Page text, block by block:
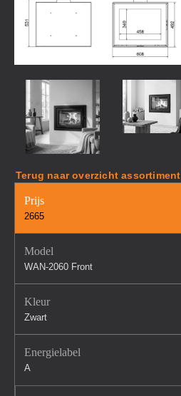
Terug naar overzicht assortiment
Prijs
2665
Model
WAN-2060 Front
Kleur
Zwart
Energielabel
A